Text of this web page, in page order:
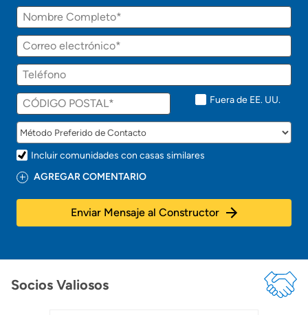
Fuera de EE. UU.
Incluir comunidades con casas similares
AGREGAR COMENTARIO
Enviar Mensaje al Constructor
Socios Valiosos